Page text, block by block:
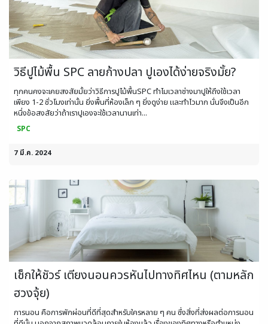
วิธีปูไม้พื้น SPC ลายก้างปลา ปูเองได้ง่ายจริงมั้ย?
ทุกคนคงจะเคยสงสัยมั้ยว่าวิธีการปูไม้พื้นSPC ทำไมเวลาช่างมาปูให้ถึงใช้เวลา
เพียง 1-2 ชั่วโมงเท่านั้น ยิ่งพื้นที่ห้องเล็ก ๆ ยิ่งดูง่าย และทำไวมาก นั่นจึงเป็นอีก
หนึ่งข้อสงสัยว่าถ้าเราปูเองจะใช้เวลานานเท่า...
SPC
7 มี.ค. 2024
เช็กให้ชัวร์ เตียงนอนควรหันไปทางทิศไหน (ตามหลัก
ฮวงจุ้ย)
การนอน คือการพักผ่อนที่ดีที่สุดสำหรับใครหลาย ๆ คน ซึ่งสิ่งที่ส่งผลต่อการนอน